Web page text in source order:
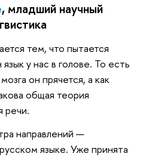
, младший научный
тем, что пытается
у нас в голове. То есть
он прячется, а как
общая теория
речи.
направлений —
языке. Уже принята